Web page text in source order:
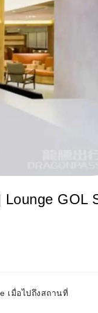
Lounge GOL
เมื่อไปถึงสถานที่